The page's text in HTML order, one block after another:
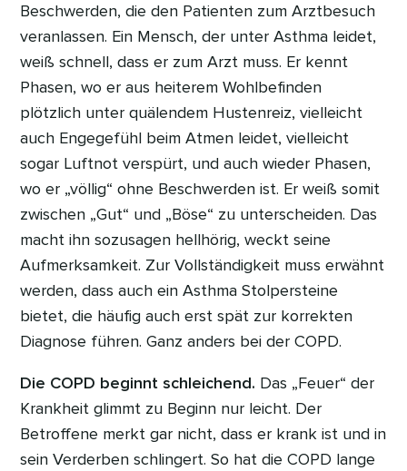
Beschwerden, die den Patienten zum Arztbesuch
veranlassen. Ein Mensch, der unter Asthma leidet,
weiß schnell, dass er zum Arzt muss. Er kennt
Phasen, wo er aus heiterem Wohlbefinden
plötzlich unter quälendem Hustenreiz, vielleicht
auch Engegefühl beim Atmen leidet, vielleicht
sogar Luftnot verspürt, und auch wieder Phasen,
wo er „völlig“ ohne Beschwerden ist. Er weiß somit
zwischen „Gut“ und „Böse“ zu unterscheiden. Das
macht ihn sozusagen hellhörig, weckt seine
Aufmerksamkeit. Zur Vollständigkeit muss erwähnt
werden, dass auch ein Asthma Stolpersteine
bietet, die häufig auch erst spät zur korrekten
Diagnose führen. Ganz anders bei der COPD.
Die COPD beginnt schleichend. Das „Feuer“ der
Krankheit glimmt zu Beginn nur leicht. Der
Betroffene merkt gar nicht, dass er krank ist und in
sein Verderben schlingert. So hat die COPD lange